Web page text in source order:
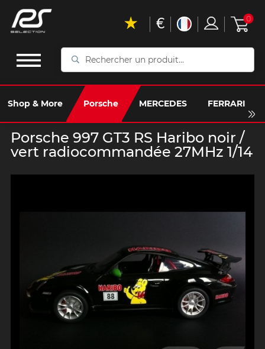
Rechercher
produit...
Shop & More Porsche MERCEDES FERRARI
€ 0
Porsche 997 GT3 RS Haribo noir /
vert radiocommandée 27MHz 1/14